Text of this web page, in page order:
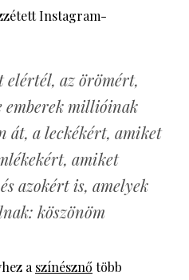
Instagram-
az örömért,
emberek millióinak
át, a leckékért, amiket
amiket
azokért is, amelyek
köszönöm
aszínésznő több